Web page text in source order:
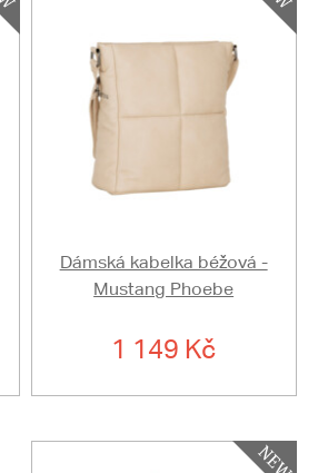
Dámská kabelka béžová -
Mustang Phoebe
1 149 Kč